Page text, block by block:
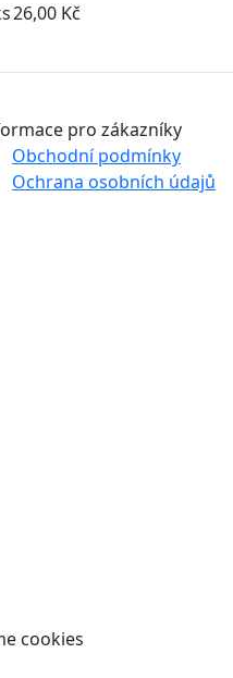
26,00 Kč
pro zákazníky
Obchodní podmínky
Ochrana osobních údajů
cookies